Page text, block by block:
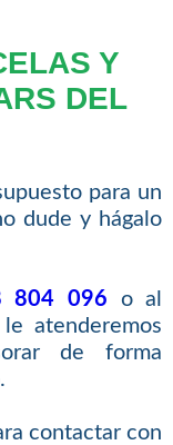
Y
DEL
para un
dude y hágalo
804 096 o al
atenderemos
de forma
contactar con